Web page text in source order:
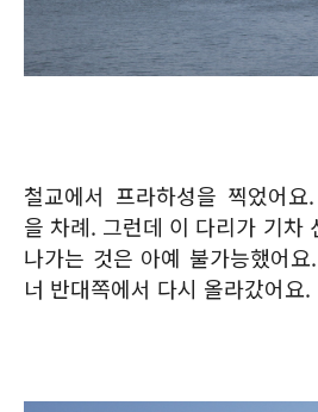
철교에서 프라하성을 찍었어
을 차례. 그런데 이 다리가 기차
나가는 것은 아예 불가능했어
너 반대쪽에서 다시 올라갔어요.